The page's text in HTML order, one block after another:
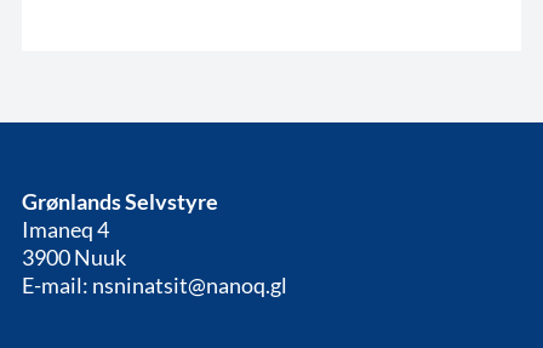
Grønlands Selvstyre
Imaneq 4
3900 Nuuk
E-mail: nsninatsit@nanoq.gl